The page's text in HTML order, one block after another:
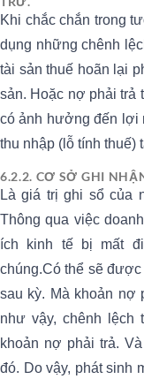
Khi chắc chắn trong
dụng những chênh
tài sản thuế hoãn lại
sản. Hoặc nợ phải trả
có ảnh hưởng đến lợi
thu nhập (lỗ tính thuế)
6.2.2. CƠ SỞ GHI
Là giá trị ghi sổ của
Thông qua việc
ích kinh tế bị mất
chúng.Có thể sẽ
sau kỳ. Mà khoản nợ
như vậy, chênh
khoản nợ phải trả.
đó. Do vậy, phát sinh